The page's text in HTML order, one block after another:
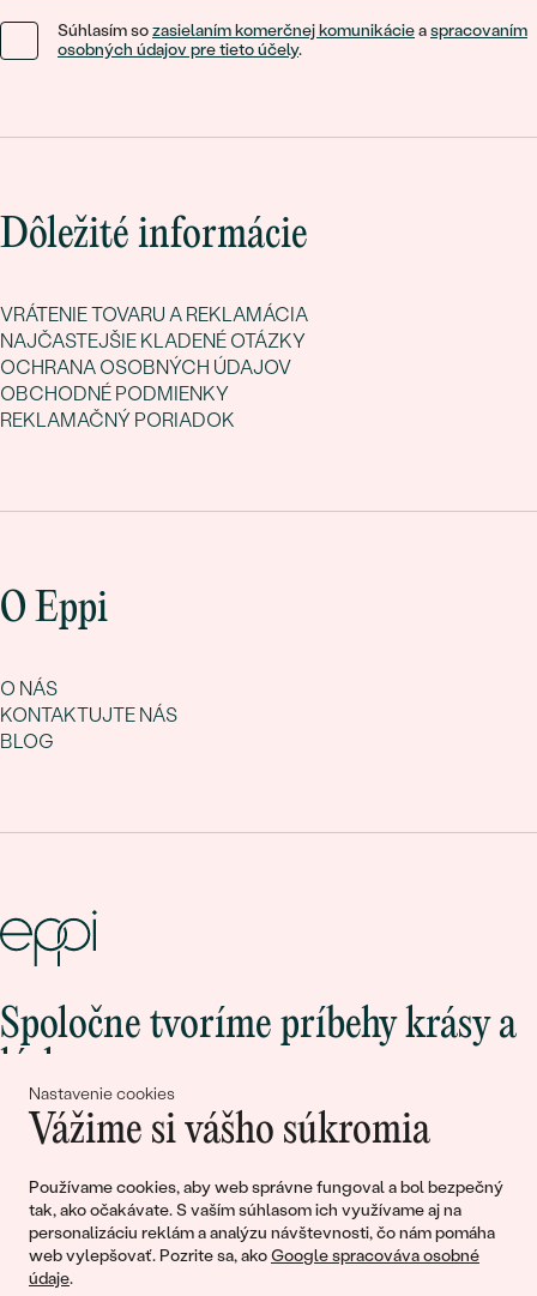
Nastavenie cookies
Vážime si vášho súkromia
Používame cookies, aby web správne fungoval a bol bezpečný
tak, ako očakávate. S vaším súhlasom ich využívame aj na
personalizáciu reklám a analýzu návštevnosti, čo nám pomáha
web vylepšovať. Pozrite sa, akoGoogle spracováva osobné
údaje.
Súhlasím sozasielaním komerčnej komunikácieaspracovaním
osobných údajov pre tieto účely.
Dôležité informácie
VRÁTENIE TOVARU A REKLAMÁCIA
NAJČASTEJŠIE KLADENÉ OTÁZKY
OCHRANA OSOBNÝCH ÚDAJOV
OBCHODNÉ PODMIENKY
REKLAMAČNÝ PORIADOK
O Eppi
O NÁS
KONTAKTUJTE NÁS
BLOG
Spoločne tvoríme príbehy krásy a
Pripojte sa k nám!